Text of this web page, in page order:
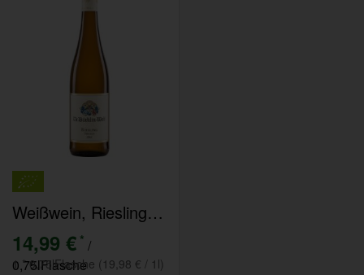
Weißwein, Riesling VDP.Gutswein Dr.Bürklin-Wolf
14,99 € * /
0,75lFlasche
1 * 0,75lFlasche (19,98 € / 1l)